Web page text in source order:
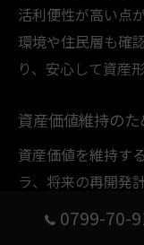
活利便性が高い点
環境や住民層も確
り、安心して資産
資産価値維持の
資産価値を維持す
ラ、将来の再開発
あります。特に淡
アクセスや教育環
0799-70-